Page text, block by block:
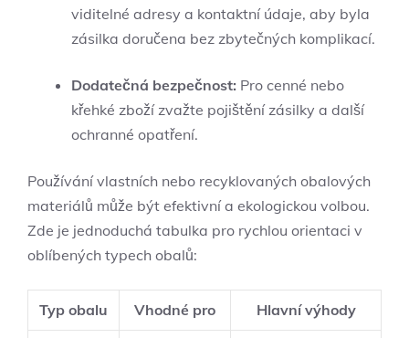
viditelné adresy a kontaktní ⁤údaje, aby byla
zásilka doručena bez zbytečných komplikací.
Dodatečná bezpečnost: Pro cenné nebo
křehké zboží zvažte ‌pojištění zásilky a další
ochranné opatření.
Používání vlastních nebo recyklovaných obalových
materiálů může ⁣být efektivní a ekologickou volbou.
Zde je jednoduchá tabulka pro rychlou orientaci v
oblíbených typech obalů:
Typ obalu Vhodné pro Hlavní výhody